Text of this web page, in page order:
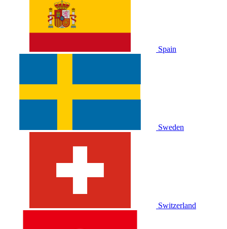
Spain
Sweden
Switzerland